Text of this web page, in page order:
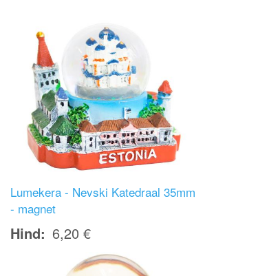
Lumekera - Nevski Katedraal 35mm
- magnet
Hind 6,20 €